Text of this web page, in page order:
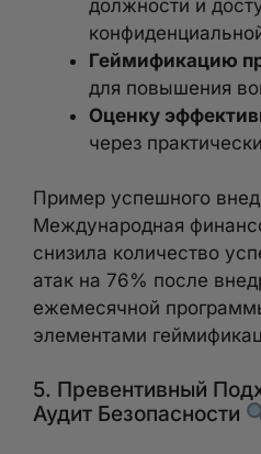
должности и
Геймификацию
для повышения
Оценку
через
Пример успешного
Международная
снизила количество
атак на 76% после
ежемесячной
элементами
5. Превентивный
Аудит Безопасности